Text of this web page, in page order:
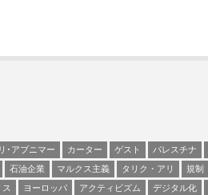
･アブニマー カーター ゲスト パレスチナ
石油企業 マルクス主義 タリク・アリ 規制
ス ヨーロッパ アクティビズム デジタル化